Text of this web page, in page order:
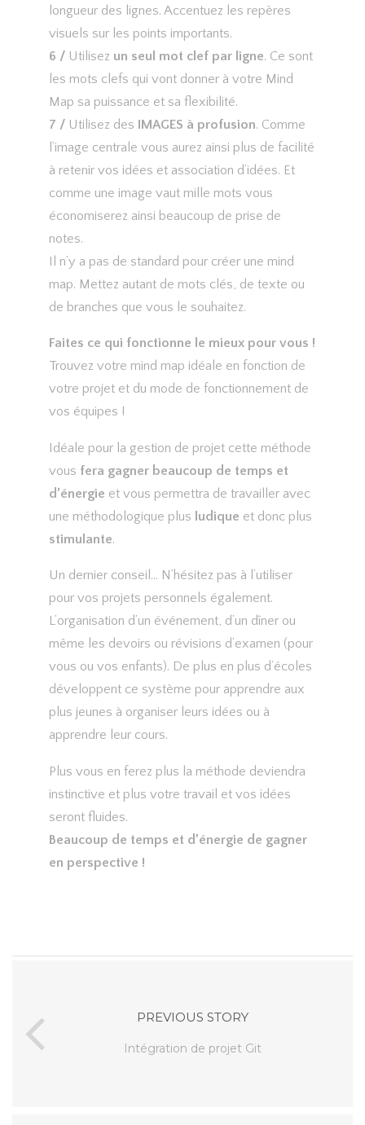
longueur des lignes. Accentuez les repères
visuels sur les points importants.
6 / Utilisez un seul mot clef par ligne. Ce sont
les mots clefs qui vont donner à votre Mind
Map sa puissance et sa flexibilité.
7 / Utilisez des IMAGES à profusion. Comme
l’image centrale vous aurez ainsi plus de facilité
à retenir vos idées et association d’idées. Et
comme une image vaut mille mots vous
économiserez ainsi beaucoup de prise de
notes.
Il n’y a pas de standard pour créer une mind
map. Mettez autant de mots clés, de texte ou
de branches que vous le souhaitez.
Faites ce qui fonctionne le mieux pour vous !
Trouvez votre mind map idéale en fonction de
votre projet et du mode de fonctionnement de
vos équipes !
Idéale pour la gestion de projet cette méthode
vous fera gagner beaucoup de temps et
d’énergie et vous permettra de travailler avec
une méthodologique plus ludique et donc plus
stimulante.
Un dernier conseil… N’hésitez pas à l’utiliser
pour vos projets personnels également.
L’organisation d’un événement, d’un dîner ou
même les devoirs ou révisions d’examen (pour
vous ou vos enfants). De plus en plus d’écoles
développent ce système pour apprendre aux
plus jeunes à organiser leurs idées ou à
apprendre leur cours.
Plus vous en ferez plus la méthode deviendra
instinctive et plus votre travail et vos idées
seront fluides.
Beaucoup de temps et d’énergie de gagner
en perspective !
PREVIOUS STORY
Intégration de projet Git